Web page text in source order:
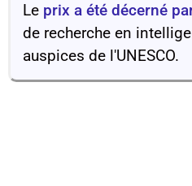
Le prix a été décerné
de recherche en
auspices de l'UNESCO.